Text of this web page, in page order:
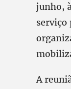
junho,
serviço
A